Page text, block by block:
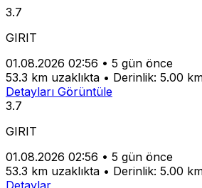
3.7
GIRIT
01.08.2026 02:56 • 5 gün önce
53.3 km uzaklıkta • Derinlik: 5.00
Detayları Görüntüle
3.7
GIRIT
01.08.2026 02:56 • 5 gün önce
53.3 km uzaklıkta • Derinlik: 5.00